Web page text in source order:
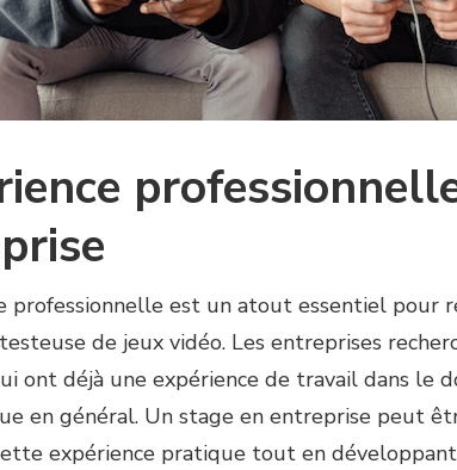
professionnelle est un atout essentiel pour
de jeux vidéo. Les entreprises
ont déjà une expérience de travail dans le
en général. Un stage en entreprise peut
expérience pratique tout en